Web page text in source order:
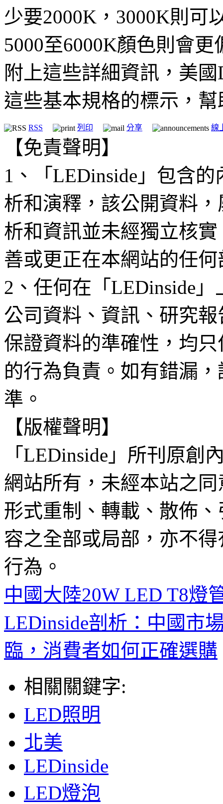
少要2000K，3000K則可
5000至6000K顏色則會
附上這些詳細資訊，美
這些基本規格的標示，
RSS 列印 分享 線
【免責聲明】
1、「LEDinside」包含
析和演釋，該公開資料
析和資訊並未經獨立核
善或更正在本網站的任
2、任何在「LEDinside
公司資料、資訊、研究
保證資料的準確性，均
的行為負責。如有錯漏
準。
【版權聲明】
「LEDinside」所刊原創
網站所有，未經本站之
形式重制、轉載、散佈
容之全部或局部，亦不
行為。
中國大陸20W LED T8燈
LEDinside剖析：中國市
臨，消費者如何正確選購
相關關鍵字:
LED照明
北美
LEDinside
LED燈泡